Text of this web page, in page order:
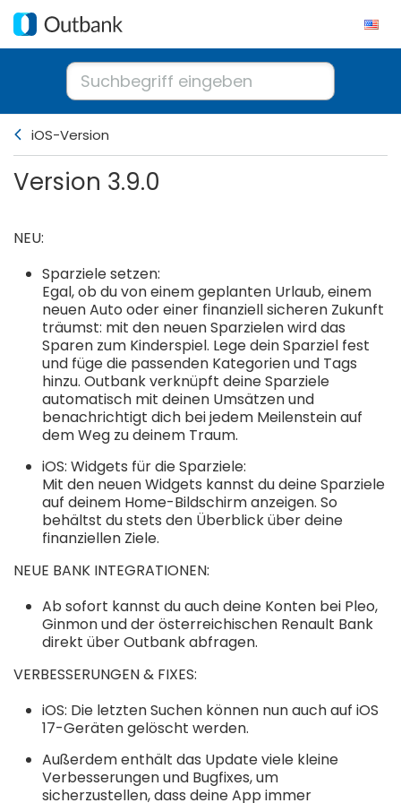
iOS-Version
Version 3.9.0
NEU:
Sparziele setzen:
Egal, ob du von einem geplanten Urlaub, einem
neuen Auto oder einer finanziell sicheren Zukunft
träumst: mit den neuen Sparzielen wird das
Sparen zum Kinderspiel. Lege dein Sparziel fest
und füge die passenden Kategorien und Tags
hinzu. Outbank verknüpft deine Sparziele
automatisch mit deinen Umsätzen und
benachrichtigt dich bei jedem Meilenstein auf
dem Weg zu deinem Traum.
iOS: Widgets für die Sparziele:
Mit den neuen Widgets kannst du deine Sparziele
auf deinem Home-Bildschirm anzeigen. So
behältst du stets den Überblick über deine
finanziellen Ziele.
NEUE BANK INTEGRATIONEN:
Ab sofort kannst du auch deine Konten bei Pleo,
Ginmon und der österreichischen Renault Bank
direkt über Outbank abfragen.
VERBESSERUNGEN & FIXES:
iOS: Die letzten Suchen können nun auch auf iOS
17-Geräten gelöscht werden.
Außerdem enthält das Update viele kleine
Verbesserungen und Bugfixes, um
sicherzustellen, dass deine App immer